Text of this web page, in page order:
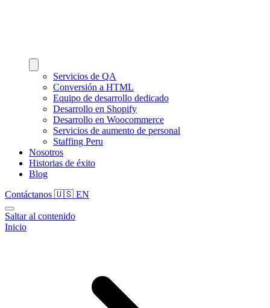
Servicios de QA
Conversión a HTML
Equipo de desarrollo dedicado
Desarrollo en Shopify
Desarrollo en Woocommerce
Servicios de aumento de personal
Staffing Peru
Nosotros
Historias de éxito
Blog
Contáctanos 🇺🇸 EN
Saltar al contenido
Inicio